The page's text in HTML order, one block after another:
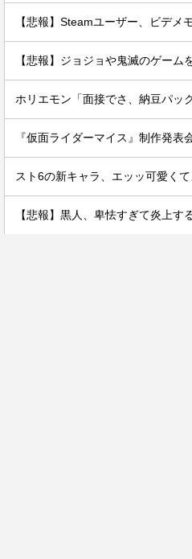
【悲報】Steamユーザー、ビデメ
【悲報】黒人、卑怯すぎて炎上す